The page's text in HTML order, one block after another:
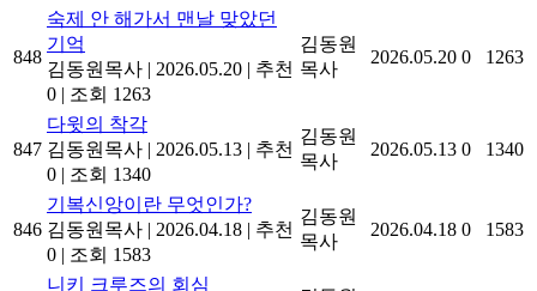
848
숙제 안 해가서 맨날 맞았던
기억
김동원목사 | 2026.05.20 | 추천
0 | 조회 1263
김동원
목사
2026.05.20 0 1263
847
다윗의 착각
김동원목사 | 2026.05.13 | 추천
0 | 조회 1340
김동원
목사
2026.05.13 0 1340
846
기복신앙이란 무엇인가?
김동원목사 | 2026.04.18 | 추천
0 | 조회 1583
김동원
목사
2026.04.18 0 1583
니키 크루즈의 회심